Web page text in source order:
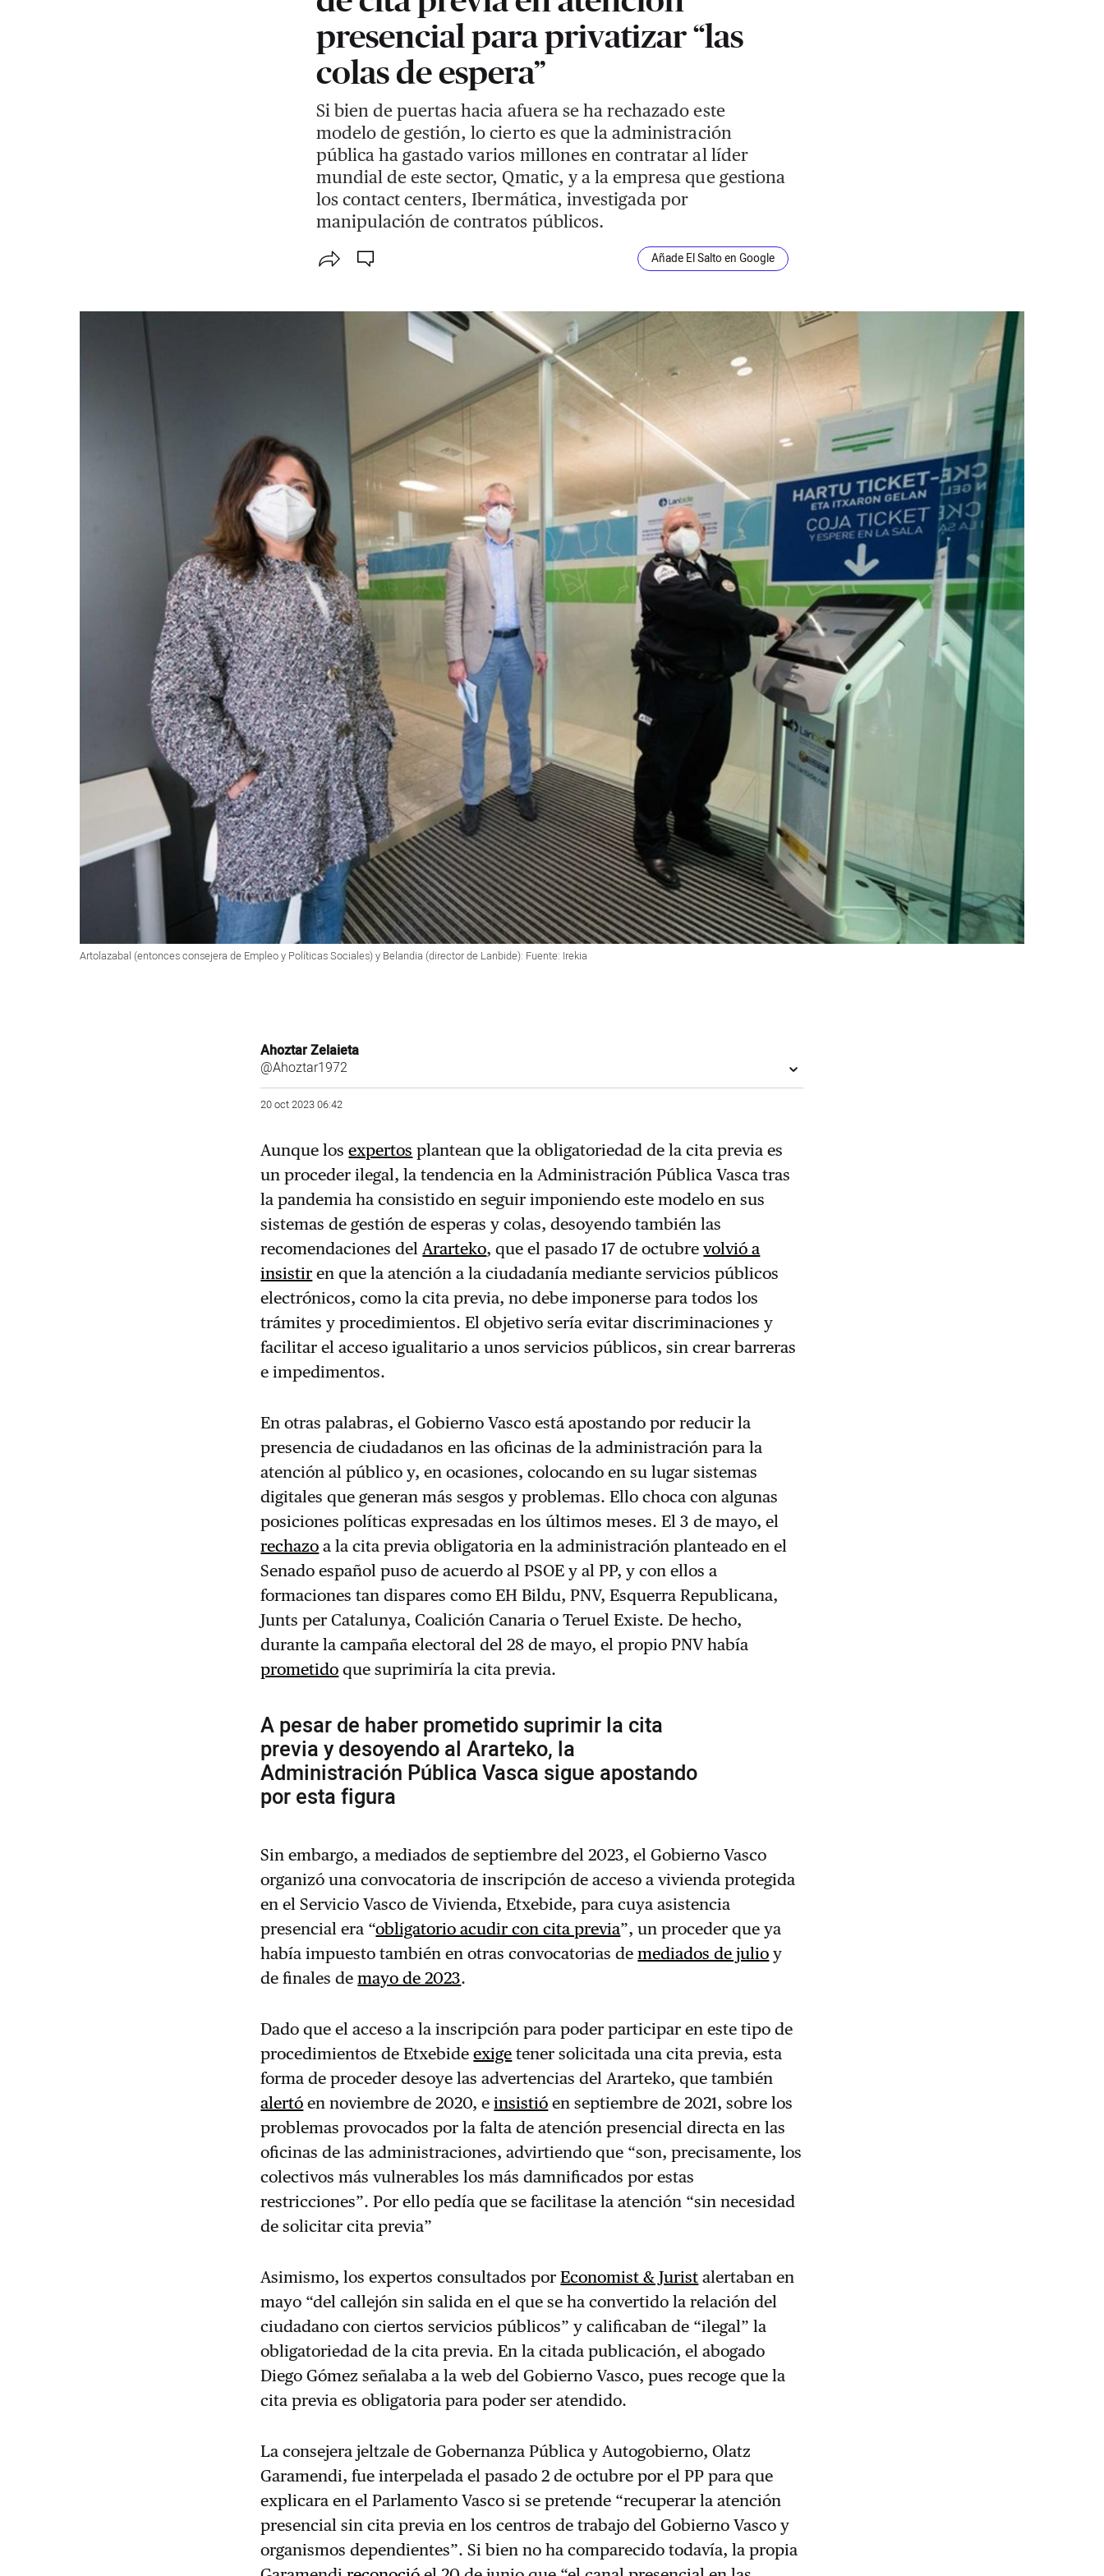
presencial para privatizar “las
colas de espera”
Si bien de puertas hacia afuera se ha rechazado este
modelo de gestión, lo cierto es que la administración
pública ha gastado varios millones en contratar al líder
mundial de este sector, Qmatic, y a la empresa que gestiona
los contact centers, Ibermática, investigada por
manipulación de contratos públicos.
Añade El Salto en Google
Artolazabal (entonces consejera de Empleo y Políticas Sociales) y Belandia (director de Lanbide): Fuente: Irekia
Ahoztar Zelaieta
@Ahoztar1972
20 oct 2023 06:42
Aunque losexpertos plantean que la obligatoriedad de la cita previa es
un proceder ilegal, la tendencia en la Administración Pública Vasca tras
la pandemia ha consistido en seguir imponiendo este modelo en sus
sistemas de gestión de esperas y colas, desoyendo también las
recomendaciones delArarteko, que el pasado 17 de octubrevolvió a
insistir en que la atención a la ciudadanía mediante servicios públicos
electrónicos, como la cita previa, no debe imponerse para todos los
trámites y procedimientos. El objetivo sería evitar discriminaciones y
facilitar el acceso igualitario a unos servicios públicos, sin crear barreras
e impedimentos.
En otras palabras, el Gobierno Vasco está apostando por reducir la
presencia de ciudadanos en las oficinas de la administración para la
atención al público y, en ocasiones, colocando en su lugar sistemas
digitales que generan más sesgos y problemas. Ello choca con algunas
posiciones políticas expresadas en los últimos meses. El 3 de mayo, el
rechazo a la cita previa obligatoria en la administración planteado en el
Senado español puso de acuerdo al PSOE y al PP, y con ellos a
formaciones tan dispares como EH Bildu, PNV, Esquerra Republicana,
Junts per Catalunya, Coalición Canaria o Teruel Existe. De hecho,
durante la campaña electoral del 28 de mayo, el propio PNV había
prometido que suprimiría la cita previa.
A pesar de haber prometido suprimir la cita
previa y desoyendo al Ararteko, la
Administración Pública Vasca sigue apostando
por esta figura
Sin embargo, a mediados de septiembre del 2023, el Gobierno Vasco
organizó una convocatoria de inscripción de acceso a vivienda protegida
en el Servicio Vasco de Vivienda, Etxebide, para cuya asistencia
presencial era “obligatorio acudir con cita previa”, un proceder que ya
había impuesto también en otras convocatorias demediados de julio y
de finales demayo de 2023.
Dado que el acceso a la inscripción para poder participar en este tipo de
procedimientos de Etxebideexige tener solicitada una cita previa, esta
forma de proceder desoye las advertencias del Ararteko, que también
alertó en noviembre de 2020, einsistió en septiembre de 2021, sobre los
problemas provocados por la falta de atención presencial directa en las
oficinas de las administraciones, advirtiendo que “son, precisamente, los
colectivos más vulnerables los más damnificados por estas
restricciones”. Por ello pedía que se facilitase la atención “sin necesidad
de solicitar cita previa”
Asimismo, los expertos consultados porEconomist & Jurist alertaban en
mayo “del callejón sin salida en el que se ha convertido la relación del
ciudadano con ciertos servicios públicos” y calificaban de “ilegal” la
obligatoriedad de la cita previa. En la citada publicación, el abogado
Diego Gómez señalaba a la web del Gobierno Vasco, pues recoge que la
cita previa es obligatoria para poder ser atendido.
La consejera jeltzale de Gobernanza Pública y Autogobierno, Olatz
Garamendi, fue interpelada el pasado 2 de octubre por el PP para que
explicara en el Parlamento Vasco si se pretende “recuperar la atención
presencial sin cita previa en los centros de trabajo del Gobierno Vasco y
organismos dependientes”. Si bien no ha comparecido todavía, la propia